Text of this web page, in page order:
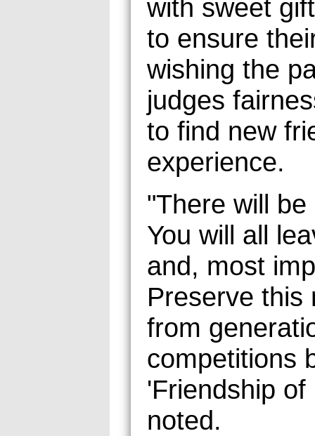
with sweet
to ensure
wishing the
judges
to find new
experience.
"There will
You will all
and, most
Preserve this
from
competitions
'Friendship
noted.